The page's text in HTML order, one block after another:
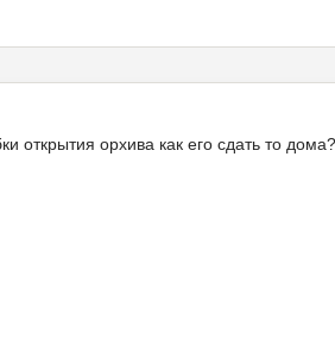
открытия орхива как его сдать то дома?